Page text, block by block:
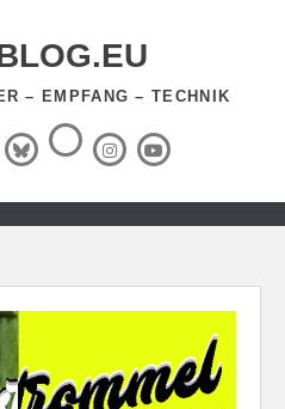
– EMPFANG – TECHNIK
BlueSky
RSS-
Feed InstagramYouTube